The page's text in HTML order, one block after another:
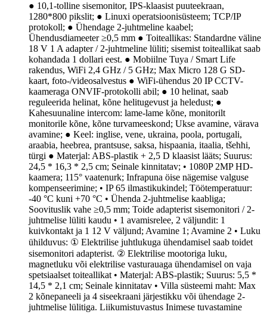
● 10,1-tolline sisemonitor, IPS-klaasist puuteekraan,
1280*800 pikslit; ● Linuxi operatsioonisüsteem; TCP/IP
protokoll; ● Ühendage 2-juhtmeline kaabel;
Ühendusdiameeter ≥0,5 mm ● Toiteallikas: Standardne väline
18 V 1 A adapter / 2-juhtmeline lüliti; sisemist toiteallikat saab
kohandada 1 dollari eest. ● Mobiilne Tuya / Smart Life
rakendus, WiFi 2,4 GHz / 5 GHz; Max Micro 128 G SD-
kaart, foto-/videosalvestus ● WiFi-ühendus 20 IP CCTV-
kaameraga ONVIF-protokolli abil; ● 10 helinat, saab
reguleerida helinat, kõne helitugevust ja heledust; ●
Kahesuunaline intercom: lame-lame kõne, monitorilt
monitorile kõne, kõne turvameeskond; Ukse avamine, värava
avamine; ● Keel: inglise, vene, ukraina, poola, portugali,
araabia, heebrea, prantsuse, saksa, hispaania, itaalia, tšehhi,
türgi ● Materjal: ABS-plastik + 2,5 D klaasist lääts; Suurus:
24,5 * 16,3 * 2,5 cm; Seinale kinnitatav; • 1080P 2MP HD-
kaamera; 115° vaatenurk; Infrapuna öise nägemise valguse
kompenseerimine; • IP 65 ilmastikukindel; Töötemperatuur:
-40 °C kuni +70 °C • Ühenda 2-juhtmelise kaabliga;
Soovituslik vahe ≥0,5 mm; Toide adapterist sisemonitori / 2-
juhtmelise lüliti kaudu • 1 avamisrelee, 2 väljundit: 1
kuivkontakt ja 1 12 V väljund; Avamine 1; Avamine 2 • Luku
ühilduvus: ① Elektrilise juhtlukuga ühendamisel saab toidet
sisemonitori adapterist. ② Elektrilise mootoriga luku,
magnetluku või elektrilise vasturauaga ühendamisel on vaja
spetsiaalset toiteallikat • Materjal: ABS-plastik; Suurus: 5,5 *
14,5 * 2,1 cm; Seinale kinnitatav • Villa süsteemi maht: Max
2 kõnepaneeli ja 4 siseekraani järjestikku või ühendage 2-
juhtmelise lülitiga. Liikumistuvastus Inimese tuvastamine